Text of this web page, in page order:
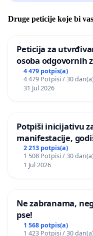
Druge peticije koje bi
Peticija za
osoba odgovornih
Grada Zagreba
4 479 potpis(a)
4 479 Potpisi / 30
31 Jul 2026
Potpiši inicijativu
manifestacije,
javnog događaja
2 213 potpis(a)
1 508 Potpisi / 30
1 Jul 2026
Ne zabranama,
pse!
1 568 potpis(a)
1 423 Potpisi / 30